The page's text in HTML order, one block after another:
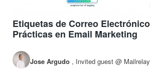
Etiquetas de Correo
Prácticas en Email Marketing
Jose Argudo , Invited guest @ Mailrelay